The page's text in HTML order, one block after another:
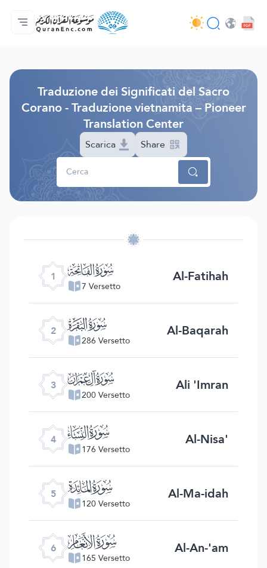
Home
Indice traduzioni
Audio
Servizi per sviluppatori - API
Sul progetto
Contattaci
Lingua
Traduzione dei Significati del Sacro
Corano - Traduzione vietnamita – Pioneer
Translation Center
Scarica Share
1 ﮍ
7 Versetto Al-Fatihah
2 ﮎ
286 Versetto Al-Baqarah
3 ﮏ
200 Versetto Ali 'Imran
4 ﮐ
176 Versetto Al-Nisa'
5 ﮑ
120 Versetto Al-Ma-idah
6 ﮒ
165 Versetto Al-An-'am